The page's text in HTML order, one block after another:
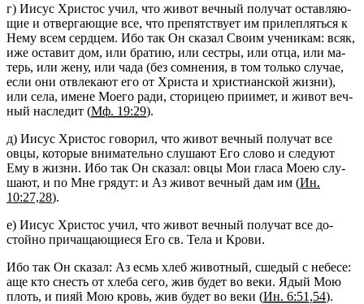
г) Иисус Хри­стос учил, что живот веч­ный по­лу­чат остав­ля­ю­
щие и от­вер­га­ю­щие все, что пре­пят­ству­ет им при­леп­лять­ся к
Нему всем серд­цем. Ибо так Он ска­зал Своим уче­ни­кам: всяк,
иже оста­вит дом, или бра­тию, или сест­ры, или отца, или ма­
терь, или жену, или чада (без со­мне­ния, в том толь­ко слу­чае,
если они от­вле­ка­ют его от Хри­ста и хри­сти­ан­ской жизни),
или села, имене Моего ради, сто­ри­цею при­и­мет, и живот веч­
ный на­сле­дит (Мф. 19:29).
д) Иисус Хри­стос го­во­рил, что живот веч­ный по­лу­чат все
овцы, ко­то­рые вни­ма­тель­но слу­ша­ют Его слово и сле­ду­ют
Ему в жизни. Ибо так Он ска­зал: овцы Мои гласа Моею слу­
ша­ют, и по Мне гря­дут: и Аз живот веч­ный дам им (Ин.
10:27,28).
е) Иисус Хри­стос учил, что живот веч­ный по­лу­чат все до­
стой­но при­ча­ща­ю­щи­е­ся Его св. Тела и Крови.
Ибо так Он ска­зал: Аз есмь хлеб жи­вот­ный, сше­дый с небе­се:
аще кто снесть от хлеба сего, жив будет во веки. Ядый Мою
плоть, и пияй Мою кровь, жив будет во веки (Ин. 6:51,54).